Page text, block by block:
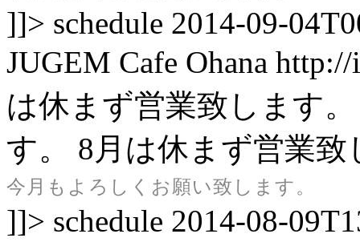
]]> schedule 2014-09-
JUGEM Cafe Ohana http://
は休まず営業致します
す。 8月は休まず営業致
今月もよろしくお願い致します。
]]> schedule 2014-08-